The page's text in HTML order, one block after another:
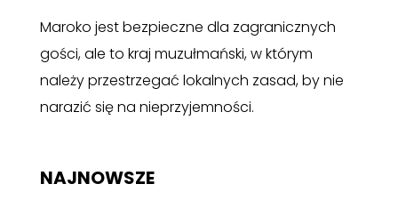
Maroko jest bezpieczne dla zagranicznych
gości, ale to kraj muzułmański, w którym
należy przestrzegać lokalnych zasad, by nie
narazić się na nieprzyjemności.
NAJNOWSZE